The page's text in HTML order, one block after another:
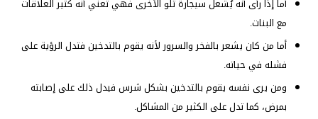
أما إذا رأى أنه يُشعل سيجارة تلو الأخرى فهي تعني أنه كثير العلاقات
مع البنات.
أما من كان يشعر بالفخر والسرور لأنه يقوم بالتدخين فتدل الرؤية على
فشله في حياته.
ومن يرى نفسه يقوم بالتدخين بشكل شرس فيدل ذلك على إصابته
بمرض، كما تدل على الكثير من المشاكل.